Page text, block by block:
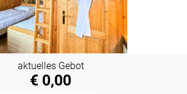
aktuelles Gebot
€ 0,00